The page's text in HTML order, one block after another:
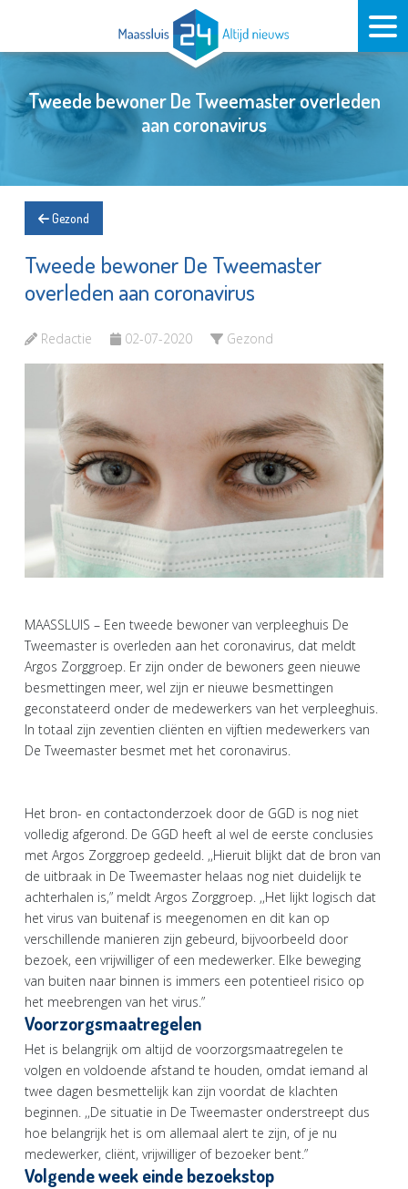
Tweede bewoner De Tweemaster overleden
aan coronavirus
Gezond
Tweede bewoner De Tweemaster
overleden aan coronavirus
Redactie 02-07-2020 Gezond
MAASSLUIS – Een tweede bewoner van verpleeghuis De
Tweemaster is overleden aan het coronavirus, dat meldt
Argos Zorggroep. Er zijn onder de bewoners geen nieuwe
besmettingen meer, wel zijn er nieuwe besmettingen
geconstateerd onder de medewerkers van het verpleeghuis.
In totaal zijn zeventien cliënten en vijftien medewerkers van
De Tweemaster besmet met het coronavirus.
Het bron- en contactonderzoek door de GGD is nog niet
volledig afgerond. De GGD heeft al wel de eerste conclusies
met Argos Zorggroep gedeeld. ,,Hieruit blijkt dat de bron van
de uitbraak in De Tweemaster helaas nog niet duidelijk te
achterhalen is,” meldt Argos Zorggroep. ,,Het lijkt logisch dat
het virus van buitenaf is meegenomen en dit kan op
verschillende manieren zijn gebeurd, bijvoorbeeld door
bezoek, een vrijwilliger of een medewerker. Elke beweging
van buiten naar binnen is immers een potentieel risico op
het meebrengen van het virus.”
Voorzorgsmaatregelen
Het is belangrijk om altijd de voorzorgsmaatregelen te
volgen en voldoende afstand te houden, omdat iemand al
twee dagen besmettelijk kan zijn voordat de klachten
beginnen. ,,De situatie in De Tweemaster onderstreept dus
hoe belangrijk het is om allemaal alert te zijn, of je nu
medewerker, cliënt, vrijwilliger of bezoeker bent.”
Volgende week einde bezoekstop